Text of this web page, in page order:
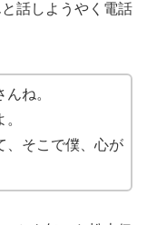
話しようやく電話
ね。
、そこで僕、心が